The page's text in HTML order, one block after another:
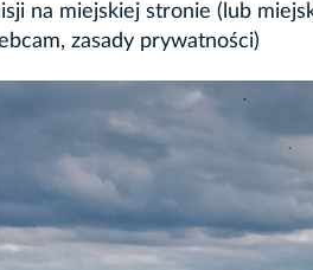
na miejskiej stronie (lub
zasady prywatności)